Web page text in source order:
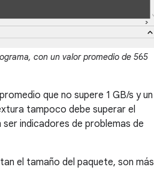
con un valor promedio de 565
que no supere 1 GB/s y un
tampoco debe superar el
indicadores de problemas de
el tamaño del paquete, son más